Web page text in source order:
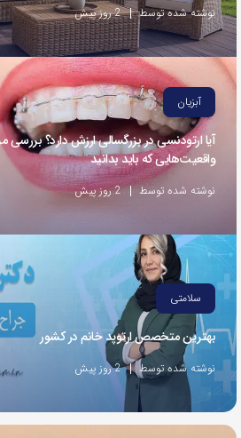
زیر
می‌توانید
این
صفحه
دوستان
خود
اشتراک
بگذارید.
کپی
لینک
نوشته شده توسط 2 روز پیش
آبزیان
آیا ارتودنسی در بزرگسالی ارزش دارد؟ بررسی
واقعیت‌هایی که باید بدانید
نوشته شده توسط 2 روز پیش
سلامتی
بهترین متخصص ارتوپد خانم در کشور
نوشته شده توسط 2 روز پیش